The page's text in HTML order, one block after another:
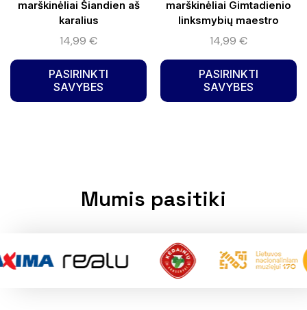
marškinėliai Šiandien aš
karalius
14,99 €
PASIRINKTI
SAVYBES
marškinėliai Gimtadienio
linksmybių maestro
14,99 €
PASIRINKTI
SAVYBES
Mumis pasitiki